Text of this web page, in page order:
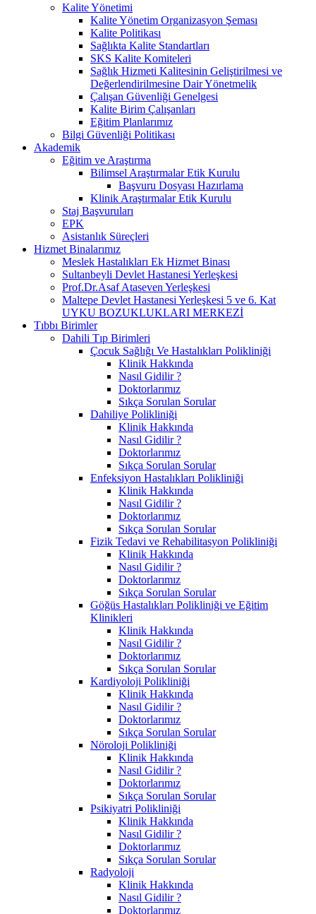
Kalite Yönetimi
Kalite Yönetim Organizasyon Şeması
Kalite Politikası
Sağlıkta Kalite Standartları
SKS Kalite Komiteleri
Sağlık Hizmeti Kalitesinin Geliştirilmesi ve
Değerlendirilmesine Dair Yönetmelik
Çalışan Güvenliği Genelgesi
Kalite Birim Çalışanları
Eğitim Planlarımız
Bilgi Güvenliği Politikası
Akademik
Eğitim ve Araştırma
Bilimsel Araştırmalar Etik Kurulu
Başvuru Dosyası Hazırlama
Klinik Araştırmalar Etik Kurulu
Staj Başvuruları
EPK
Asistanlık Süreçleri
Hizmet Binalarımız
Meslek Hastalıkları Ek Hizmet Binası
Sultanbeyli Devlet Hastanesi Yerleşkesi
Prof.Dr.Asaf Ataseven Yerleşkesi
Maltepe Devlet Hastanesi Yerleşkesi 5 ve 6. Kat
UYKU BOZUKLUKLARI MERKEZİ
Tıbbı Birimler
Dahili Tıp Birimleri
Çocuk Sağlığı Ve Hastalıkları Polikliniği
Klinik Hakkında
Nasıl Gidilir ?
Doktorlarımız
Sıkça Sorulan Sorular
Dahiliye Polikliniği
Klinik Hakkında
Nasıl Gidilir ?
Doktorlarımız
Sıkça Sorulan Sorular
Enfeksiyon Hastalıkları Polikliniği
Klinik Hakkında
Nasıl Gidilir ?
Doktorlarımız
Sıkça Sorulan Sorular
Fizik Tedavi ve Rehabilitasyon Polikliniği
Klinik Hakkında
Nasıl Gidilir ?
Doktorlarımız
Sıkça Sorulan Sorular
Göğüs Hastalıkları Polikliniği ve Eğitim
Klinikleri
Klinik Hakkında
Nasıl Gidilir ?
Doktorlarımız
Sıkça Sorulan Sorular
Kardiyoloji Polikliniği
Klinik Hakkında
Nasıl Gidilir ?
Doktorlarımız
Sıkça Sorulan Sorular
Nöroloji Polikliniği
Klinik Hakkında
Nasıl Gidilir ?
Doktorlarımız
Sıkça Sorulan Sorular
Psikiyatri Polikliniği
Klinik Hakkında
Nasıl Gidilir ?
Doktorlarımız
Sıkça Sorulan Sorular
Radyoloji
Klinik Hakkında
Nasıl Gidilir ?
Doktorlarımız